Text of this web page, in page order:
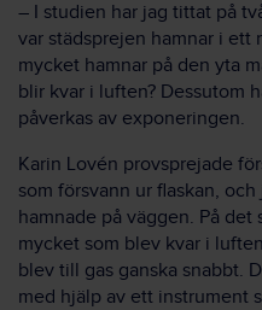
– I studien har jag tittat på
var städsprejen hamnar i ett
mycket hamnar på den yta
blir kvar i luften? Dessutom
påverkas av exponeringen.
Karin Lovén provsprejade
som försvann ur flaskan,
hamnade på väggen. På
mycket som blev kvar i
blev till gas ganska snabbt.
med hjälp av ett instrument